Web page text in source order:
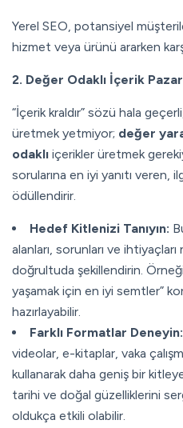
Yerel SEO, potansiyel
hizmet veya ürünü ararken
2. Değer Odaklı İçerik
“İçerik kraldır” sözü hala
üretmek yetmiyor; değer
odaklı içerikler üretmek
sorularına en iyi yanıtı veren,
ödüllendirir.
Hedef Kitlenizi Tanıyın:
alanları, sorunları ve
doğrultuda şekillendirin.
yaşamak için en iyi semtler”
hazırlayabilir.
Farklı Formatlar Deneyin:
videolar, e-kitaplar, vaka
kullanarak daha geniş bir
tarihi ve doğal güzelliklerini
oldukça etkili olabilir.